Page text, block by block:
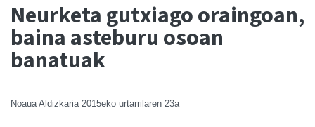
Neurketa gutxiago oraingoan,
baina asteburu osoan
banatuak
Noaua Aldizkaria 2015eko urtarrilaren 23a